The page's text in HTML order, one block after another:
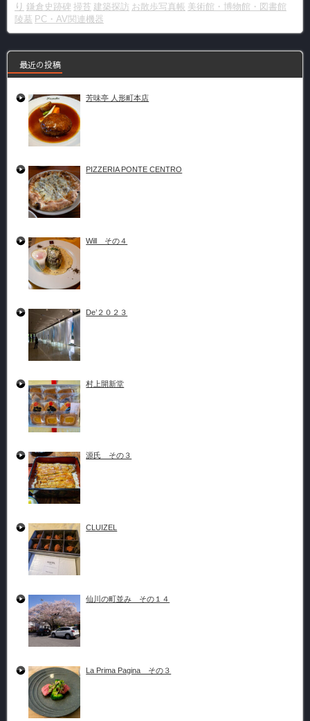
り 鎌倉史跡碑 掃苔 建築探訪 お散歩写真帳 美術館・博物館・図書館
陵墓 PC・AV関連機器
最近の投稿
芳味亭 人形町本店
PIZZERIA PONTE CENTRO
Will その４
De’２０２３
村上開新堂
源氏 その３
CLUIZEL
仙川の町並み その１４
La Prima Pagina その３